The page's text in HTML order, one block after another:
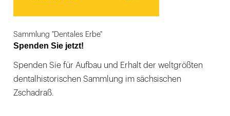
Sammlung "Dentales Erbe"
Spenden Sie jetzt!
Spenden Sie für Aufbau und Erhalt der weltgrößten
dentalhistorischen Sammlung im sächsischen
Zschadraß.